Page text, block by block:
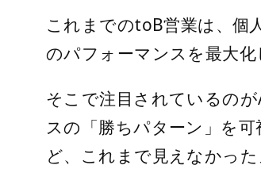
これまでのtoB営業は、個
のパフォーマンスを最大
そこで注目されているの
スの「勝ちパターン」を
ど、これまで見えなかっ